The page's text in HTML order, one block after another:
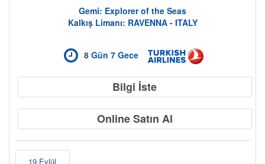
Gemi: Explorer of the Seas
Kalkış Limanı: RAVENNA - ITALY
8 Gün 7 Gece
Bilgi İste
Online Satın Al
19 Eylül